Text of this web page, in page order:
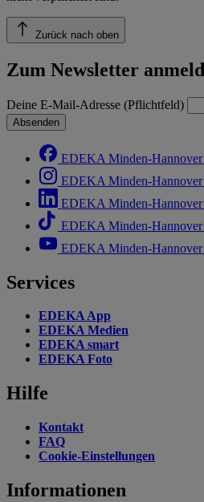
Zurück nach oben
Zum Newsletter
Deine E-Mail-Adresse (Pflichtfeld)
Absenden
EDEKA Minden-Hannover
EDEKA Minden-Hannover
EDEKA Minden-
EDEKA Minden-
EDEKA Minden-Hannover
Services
EDEKA App
EDEKA Medien
EDEKA smart
EDEKA Foto
Hilfe
Kontakt
FAQ
Cookie-Einstellungen
Informationen